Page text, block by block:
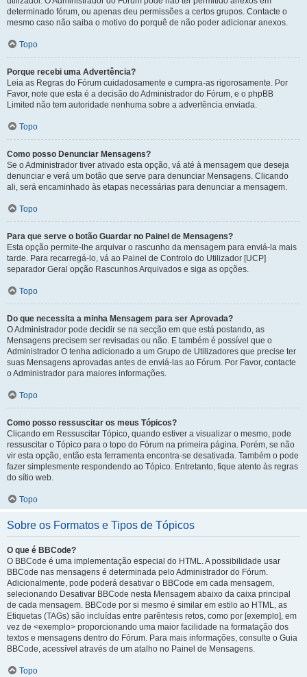
determinado fórum, ou apenas deu permissões a certos grupos. Contacte o
mesmo caso não saiba o motivo do porquê de não poder adicionar anexos.
Topo
Porque recebi uma Advertência?
Leia as Regras do Fórum cuidadosamente e cumpra-as rigorosamente. Por
Favor, note que esta é a decisão do Administrador do Fórum, e o phpBB
Limited não tem autoridade nenhuma sobre a advertência enviada.
Topo
Como posso Denunciar Mensagens?
Se o Administrador tiver ativado esta opção, vá até à mensagem que deseja
denunciar e verá um botão que serve para denunciar Mensagens. Clicando
ali, será encaminhado às etapas necessárias para denunciar a mensagem.
Topo
Para que serve o botão Guardar no Painel de Mensagens?
Esta opção permite-lhe arquivar o rascunho da mensagem para enviá-la mais
tarde. Para recarregá-lo, vá ao Painel de Controlo do Utilizador [UCP]
separador Geral opção Rascunhos Arquivados e siga as opções.
Topo
Do que necessita a minha Mensagem para ser Aprovada?
O Administrador pode decidir se na secção em que está postando, as
Mensagens precisem ser revisadas ou não. E também é possível que o
Administrador O tenha adicionado a um Grupo de Utilizadores que precise ter
suas Mensagens aprovadas antes de enviá-las ao Fórum. Por Favor, contacte
o Administrador para maiores informações.
Topo
Como posso ressuscitar os meus Tópicos?
Clicando em Ressuscitar Tópico, quando estiver a visualizar o mesmo, pode
ressuscitar o Tópico para o topo do Fórum na primeira página. Porém, se não
vir esta opção, então esta ferramenta encontra-se desativada. Também o pode
fazer simplesmente respondendo ao Tópico. Entretanto, fique atento às regras
do sítio web.
Topo
Sobre os Formatos e Tipos de Tópicos
O que é BBCode?
O BBCode é uma implementação especial do HTML. A possibilidade usar
BBCode nas mensagens é determinada pelo Administrador do Fórum.
Adicionalmente, pode poderá desativar o BBCode em cada mensagem,
selecionando Desativar BBCode nesta Mensagem abaixo da caixa principal
de cada mensagem. BBCode por si mesmo é similar em estilo ao HTML, as
Etiquetas (TAGs) são incluídas entre parêntesis retos, como por [exemplo], em
vez de <exemplo> proporcionando uma maior facilidade na formatação dos
textos e mensagens dentro do Fórum. Para mais informações, consulte o Guia
BBCode, acessível através de um atalho no Painel de Mensagens.
Topo